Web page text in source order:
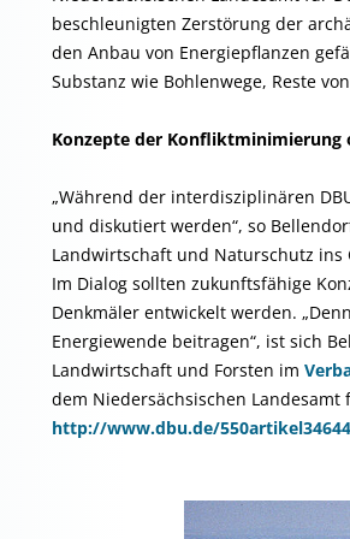
beschleunigten Zerstörung der
den Anbau von Energiepflanzen
Substanz wie Bohlenwege, Reste
Konzepte der Konfliktminimierung
„Während der interdisziplinären
und diskutiert werden“, so
Landwirtschaft und Naturschutz
Im Dialog sollten zukunftsfähige
Denkmäler entwickelt werden.
Energiewende beitragen“, ist sich
Landwirtschaft und Forsten im
dem Niedersächsischen
http://www.dbu.de/